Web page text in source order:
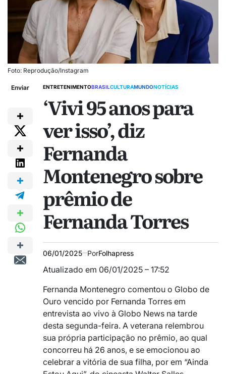
Foto: Reprodução/Instagram
Enviar ENTRETENIMENTOBRASILCULTURAMUNDONOTÍCIAS
‘Vivi 95 anos para
ver isso’, diz
Fernanda
Montenegro sobre
prêmio de
Fernanda Torres
06/01/2025 PorFolhapress
Atualizado em 06/01/2025 – 17:52
Fernanda Montenegro comentou o Globo de
Ouro vencido por Fernanda Torres em
entrevista ao vivo à Globo News na tarde
desta segunda-feira. A veterana relembrou
sua própria participação no prêmio, ao qual
concorreu há 26 anos, e se emocionou ao
celebrar a vitória de sua filha, por em “Ainda